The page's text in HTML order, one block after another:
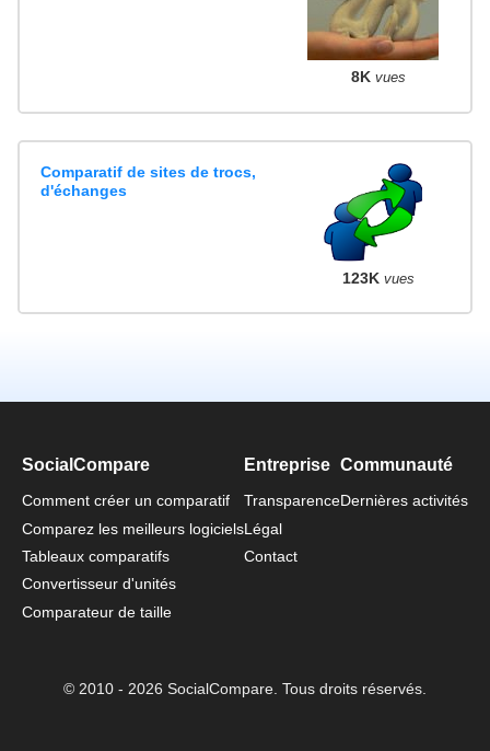
8K vues
Comparatif de sites de trocs,
d'échanges
123K vues
SocialCompare
Comment créer un comparatif
Comparez les meilleurs logiciels
Tableaux comparatifs
Convertisseur d'unités
Comparateur de taille
Entreprise
Transparence
Légal
Contact
Communauté
Dernières activités
© 2010 - 2026 SocialCompare. Tous droits réservés.